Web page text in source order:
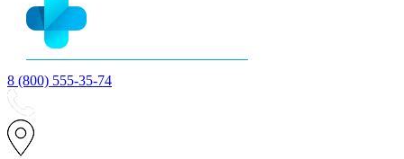
8 (800) 555-35-74